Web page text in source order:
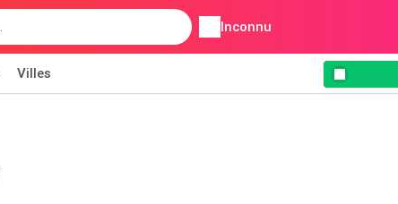
Inconnu
Villes